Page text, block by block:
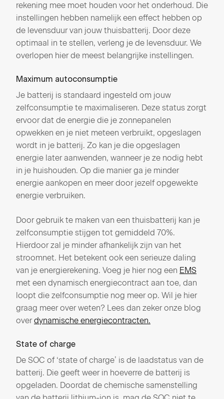
rekening mee moet houden voor het onderhoud. Die
instellingen hebben namelijk een effect hebben op
de levensduur van jouw thuisbatterij. Door deze
optimaal in te stellen, verleng je de levensduur. We
overlopen hier de meest belangrijke instellingen.
Maximum autoconsumptie
Je batterij is standaard ingesteld om jouw
zelfconsumptie te maximaliseren. Deze status zorgt
ervoor dat de energie die je zonnepanelen
opwekken en je niet meteen verbruikt, opgeslagen
wordt in je batterij. Zo kan je die opgeslagen
energie later aanwenden, wanneer je ze nodig hebt
in je huishouden. Op die manier ga je minder
energie aankopen en meer door jezelf opgewekte
energie verbruiken.
Door gebruik te maken van een thuisbatterij kan je
zelfconsumptie stijgen tot gemiddeld 70%.
Hierdoor zal je minder afhankelijk zijn van het
stroomnet. Het betekent ook een serieuze daling
van je energierekening. Voeg je hier nog een EMS
met een dynamisch energiecontract aan toe, dan
loopt die zelfconsumptie nog meer op. Wil je hier
graag meer over weten? Lees dan zeker onze blog
overdynamische energiecontracten.
State of charge
De SOC of ‘state of charge’ is de laadstatus van de
batterij. Die geeft weer in hoeverre de batterij is
opgeladen. Doordat de chemische samenstelling